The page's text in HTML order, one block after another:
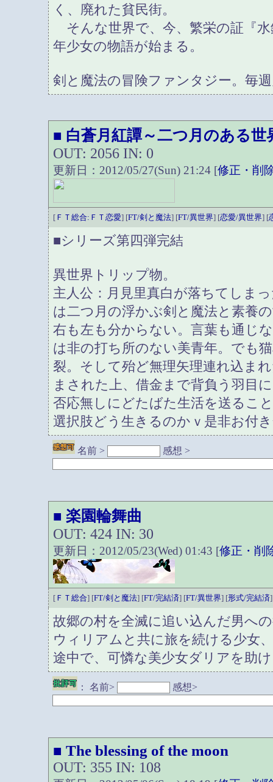
く、廃れた貧民街。
そんな世界で、今、繁栄の証『
年少女の物語が始まる。
剣と魔法の冒険ファンタジー。毎
■ 白蒼月紅譚～二つ月のある世
OUT: 2056 IN: 0
更新日：2012/05/27(Sun) 21:24 [修正・削
[ ＦＴ総合:ＦＴ恋愛] [FT/剣と魔法] [FT/異世界] [恋愛/異世界] [
■シリーズ第四弾完結
異世界トリップ物。
主人公：月見里真白が落ちてしま
は二つ月の浮かぶ剣と魔法と素養
右も左も分からない。言葉も通じ
は非の打ち所のない美青年。でも
裂。そして殆ど無理矢理連れ込ま
まされた上、借金まで背負う羽目
否応無しにどたばた生活を送るこ
選択肢どう生きるのかｖ是非お付
名前 > 感想 >
■ 楽園輪舞曲
OUT: 424 IN: 30
更新日：2012/05/23(Wed) 01:43 [修正・削
[ ＦＴ総合] [FT/剣と魔法] [FT/完結済] [FT/異世界] [形式/完結済]
故郷の村を全滅に追い込んだ男へ
ウィリアムと共に旅を続ける少女
途中で、可憐な美少女ダリアを助
：名前> 感想>
■ The blessing of the moon
OUT: 355 IN: 108